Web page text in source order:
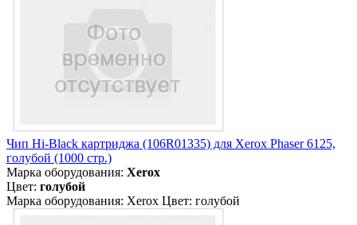
Чип Hi-Black картриджа (106R01335) для Xerox Phaser 6125,
голубой (1000 стр.)
Марка оборудования: Xerox
Цвет: голубой
Марка оборудования: Xerox Цвет: голубой